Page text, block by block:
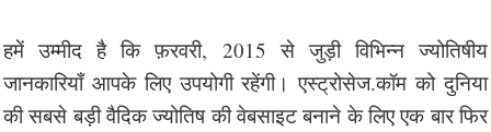
हमें उम्मीद है कि फ़रवरी, 2015 से जुड़ी विभिन्न ज्योतिषीय
जानकारियाँ आपके लिए उपयोगी रहेंगी। एस्ट्रोसेज.कॉम को दुनिया
की सबसे बड़ी वैदिक ज्योतिष की वेबसाइट बनाने के लिए एक बार फिर